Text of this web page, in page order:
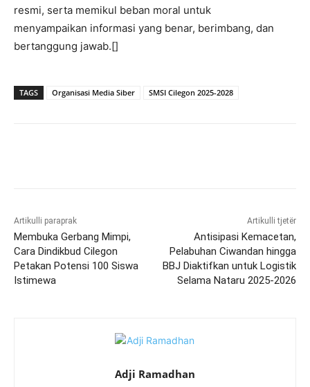
resmi, serta memikul beban moral untuk
menyampaikan informasi yang benar, berimbang, dan
bertanggung jawab.[]
TAGS Organisasi Media Siber SMSI Cilegon 2025-2028
Artikulli paraprak
Membuka Gerbang Mimpi,
Cara Dindikbud Cilegon
Petakan Potensi 100 Siswa
Istimewa
Artikulli tjetër
Antisipasi Kemacetan,
Pelabuhan Ciwandan hingga
BBJ Diaktifkan untuk Logistik
Selama Nataru 2025-2026
Adji Ramadhan